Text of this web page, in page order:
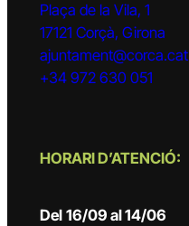
Plaça de la Vila, 1
17121 Corçà, Girona
ajuntament@corca.cat
+34 972 630 051
HORARI D’ATENCIÓ:
Del 16/09 al 14/06